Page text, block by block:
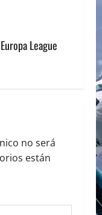
League
no será
están